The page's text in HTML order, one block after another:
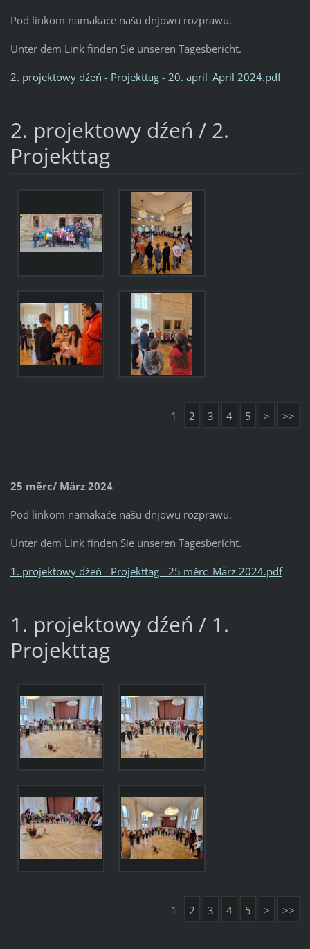
Pod linkom namakaće našu dnjowu rozprawu.
Unter dem Link finden Sie unseren Tagesbericht.
2. projektowy dźeń - Projekttag - 20. april_April 2024.pdf
2. projektowy dźeń / 2.
Projekttag
1 2 3 4 5 > >>
25 měrc/ März 2024
Pod linkom namakaće našu dnjowu rozprawu.
Unter dem Link finden Sie unseren Tagesbericht.
1. projektowy dźeń - Projekttag - 25 měrc_März 2024.pdf
1. projektowy dźeń / 1.
Projekttag
1 2 3 4 5 > >>